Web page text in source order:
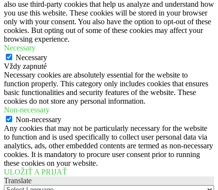
also use third-party cookies that help us analyze and understand how
you use this website. These cookies will be stored in your browser
only with your consent. You also have the option to opt-out of these
cookies. But opting out of some of these cookies may affect your
browsing experience.
Necessary
Necessary
Vždy zapnuté
Necessary cookies are absolutely essential for the website to
function properly. This category only includes cookies that ensures
basic functionalities and security features of the website. These
cookies do not store any personal information.
Non-necessary
Non-necessary
Any cookies that may not be particularly necessary for the website
to function and is used specifically to collect user personal data via
analytics, ads, other embedded contents are termed as non-necessary
cookies. It is mandatory to procure user consent prior to running
these cookies on your website.
ULOŽIŤ A PRIJAŤ
Translate